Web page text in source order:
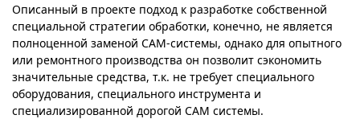
Описанный в проекте подход к разработке собственной
специальной стратегии обработки, конечно, не является
полноценной заменой CAM-системы, однако для опытного
или ремонтного производства он позволит сэкономить
значительные средства, т.к. не требует специального
оборудования, специального инструмента и
специализированной дорогой CAM системы.